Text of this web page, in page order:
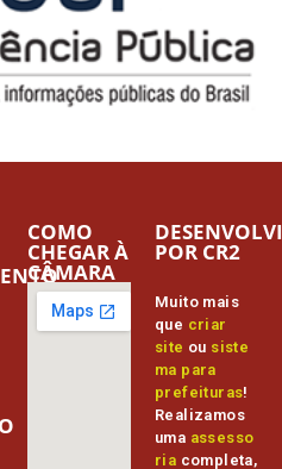
COMO
CHEGAR À
CÂMARA
Muito mais
que criar
site ou siste
ma para
prefeituras!
Realizamos
uma assesso
ria completa,
POR CR2